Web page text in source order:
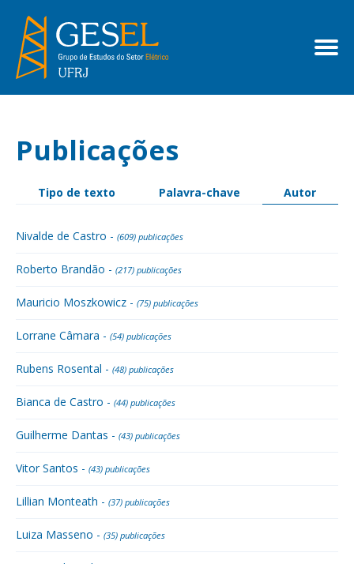
Publicações
Tipo de texto Palavra-chave Autor
Nivalde de Castro - (609) publicações
Roberto Brandão - (217) publicações
Mauricio Moszkowicz - (75) publicações
Lorrane Câmara - (54) publicações
Rubens Rosental - (48) publicações
Bianca de Castro - (44) publicações
Guilherme Dantas - (43) publicações
Vitor Santos - (43) publicações
Lillian Monteath - (37) publicações
Luiza Masseno - (35) publicações